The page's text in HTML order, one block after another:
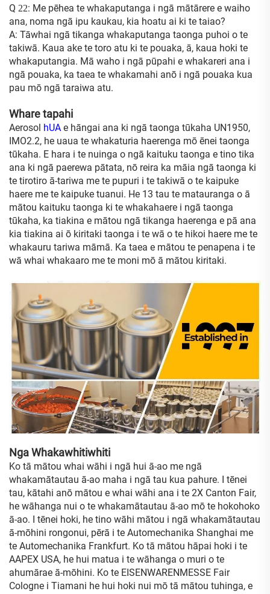
Q 22: Me pēhea te whakaputanga i ngā mātārere e waiho
ana, noma ngā ipu kaukau, kia hoatu ai ki te taiao?
A: Tāwhai ngā tikanga whakaputanga taonga puhoi o te
takiwā. Kaua ake te toro atu ki te pouaka, ā, kaua hoki te
whakaputangia. Mā waho i ngā pūpahi e whakareri ana i
ngā pouaka, ka taea te whakamahi anō i ngā pouaka kua
pau mō ngā taraiwa atu.
Whare tapahi
Aerosol hUA e hāngai ana ki ngā taonga tūkaha UN1950,
IMO2.2, he uaua te whakaturia haerenga mō ēnei taonga
tūkaha. E hara i te nuinga o ngā kaituku taonga e tino tika
ana ki ngā paerewa pātata, nō reira ka māia ngā taonga ki
te tirotiro ā-tariwa me te pupuri i te takiwā o te kaipuke
haere me te kaipuke tuanui. He 13 tau te matauranga o ā
mātou kaituku taonga ki te whakahaere i ngā taonga
tūkaha, ka tiakina e mātou ngā tikanga haerenga e pā ana
kia tiakina ai ō kiritaki taonga i te wā o te hikoi haere me te
whakauru tariwa māmā. Ka taea e mātou te penapena i te
wā whai whakaaro me te moni mō ā mātou kiritaki.
Nga Whakawhitiwhiti
Ko tā mātou whai wāhi i ngā hui ā-ao me ngā
whakamātautau ā-ao maha i ngā tau kua pahure. I tēnei
tau, kātahi anō mātou e whai wāhi ana i te 2X Canton Fair,
he wāhanga nui o te whakamātautau ā-ao mō te hokohoko
ā-ao. I tēnei hoki, he tino wāhi mātou i ngā whakamātautau
ā-mōhini rongonui, pērā i te Automechanika Shanghai me
te Automechanika Frankfurt. Ko tā mātou hāpai hoki i te
AAPEX USA, he hui matua i te wāhanga o muri o te
ahumārae ā-mōhini. Ko te EISENWARENMESSE Fair
Cologne i Tiamani he hui hoki nui mō tā mātou tuhinga, e